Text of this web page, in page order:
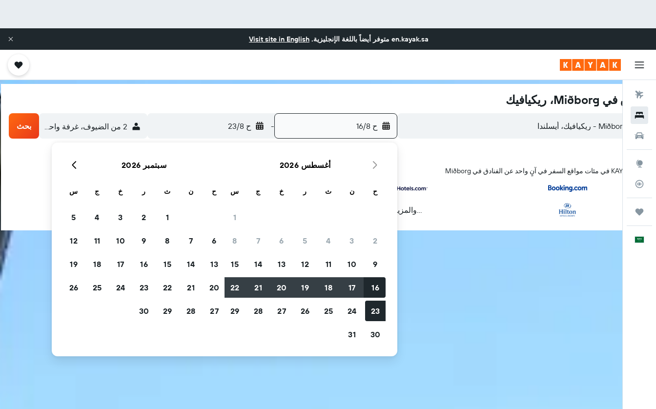
en.kayak.sa متوفر أيضاً باللغة الإنجليزية. Visit site in English
رحلات طيران
متعقب رحلة الطيران
فنادق في Miðborg، ريكيافيك
ح 16/8 - ح 23/8 2 من الضيوف، غرفة واحدة بحث
يبحث KAYAK في مئات مواقع السفر في آنٍ واحد عن الفنادق في Miðborg
...والمزيد
أغسطس 2026
ح ن ث ر خ ج س
1
2
3
4
5
6
7
8
9
10
11
12
13
14
15
16
17
18
19
20
21
22
23
24
25
26
27
28
29
30
31
سبتمبر 2026
ح ن ث ر خ ج س
1
2
3
4
5
6
7
8
9
10
11
12
13
14
15
16
17
18
19
20
21
22
23
24
25
26
27
28
29
30